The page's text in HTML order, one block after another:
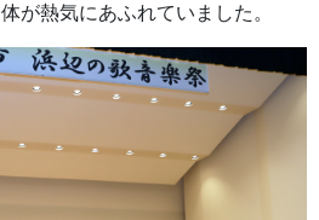
が熱気にあふれていました。